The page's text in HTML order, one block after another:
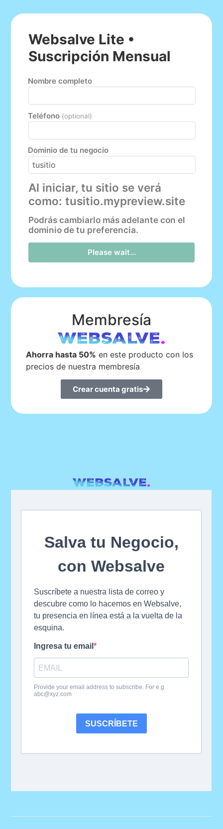
Websalve Lite •
Suscripción Mensual
Nombre completo
Teléfono (optional)
Dominio de tu negocio
Al iniciar, tu sitio se verá
como: tusitio.mypreview.site
Podrás cambiarlo más adelante con el
dominio de tu preferencia.
Please wait...
Membresía
Ahorra hasta 50% en este producto con los
precios de nuestra membresía
Crear cuenta gratis